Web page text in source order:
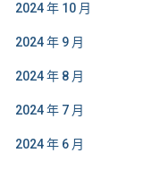
2024 年 10 月
2024 年 9 月
2024 年 8 月
2024 年 7 月
2024 年 6 月